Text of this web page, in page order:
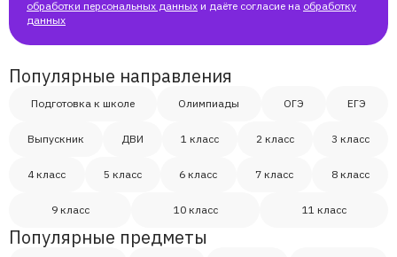
обработки персональных данных и даёте согласие на обработку
данных
Популярные направления
Подготовка к школе Олимпиады ОГЭ ЕГЭ
Выпускник ДВИ 1 класс 2 класс 3 класс
4 класс 5 класс 6 класс 7 класс 8 класс
9 класс 10 класс 11 класс
Популярные предметы